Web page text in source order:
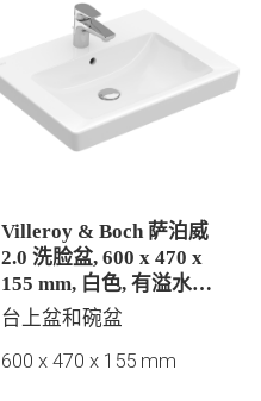
Villeroy & Boch 萨泊威
2.0 洗脸盆, 600 x 470 x
155 mm, 白色, 有溢水孔,
抛光
台上盆和碗盆
600 x 470 x 155 mm